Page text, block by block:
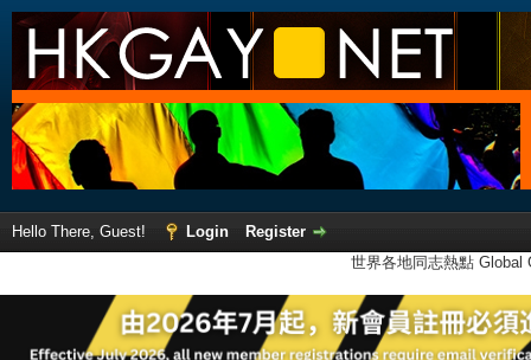
Hello There, Guest! Login
Register
世界各地同志熱點